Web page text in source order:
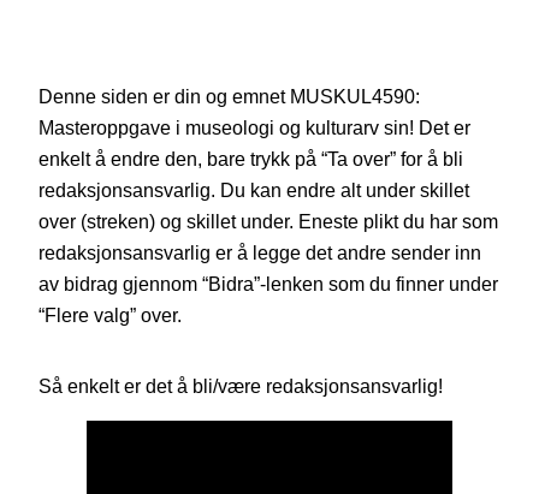
Denne siden er din og emnet MUSKUL4590:
Masteroppgave i museologi og kulturarv sin! Det er
enkelt å endre den, bare trykk på “Ta over” for å bli
redaksjonsansvarlig. Du kan endre alt under skillet
over (streken) og skillet under. Eneste plikt du har som
redaksjonsansvarlig er å legge det andre sender inn
av bidrag gjennom “Bidra”-lenken som du finner under
“Flere valg” over.
Så enkelt er det å bli/være redaksjonsansvarlig!